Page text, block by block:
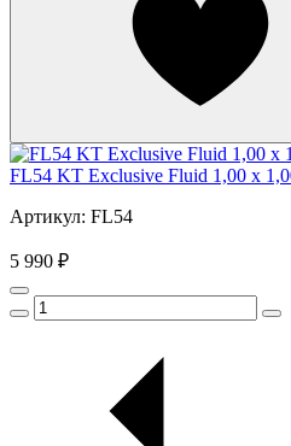
FL54 KT Exclusive Fluid 1,00 x
Артикул: FL54
5 990 ₽